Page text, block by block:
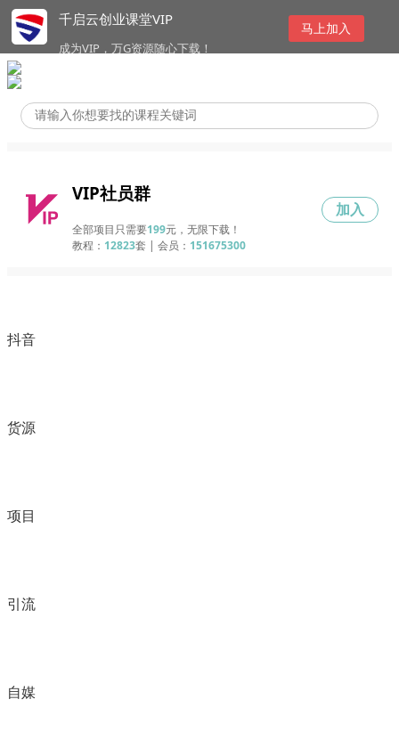
千启云创业课堂VIP
成为VIP，万G资源随心下载！
马上加入
VIP社员群
全部项目只需要199元，无限下载！
教程： 12823套 | 会员： 151675300
加入
抖音
货源
项目
引流
自媒